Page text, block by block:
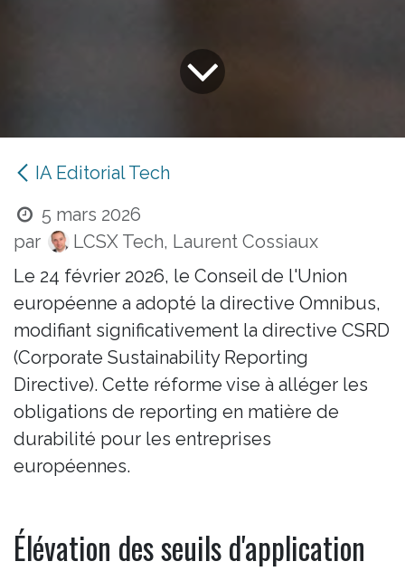
IA Editorial Tech
5 mars 2026
par
LCSX Tech, Laurent Cossiaux
Le 24 février 2026, le Conseil de l'Union
européenne a adopté la directive Omnibus,
modifiant significativement la directive CSRD
(Corporate Sustainability Reporting
Directive). Cette réforme vise à alléger les
obligations de reporting en matière de
durabilité pour les entreprises
européennes.
Élévation des seuils d'application